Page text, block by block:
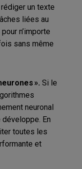
un texte
liées au
n’importe
sans même
». Si le
neuronal
développe. En
toutes les
et